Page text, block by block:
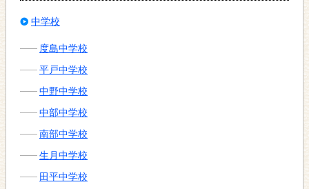
中学校
度島中学校
平戸中学校
中野中学校
中部中学校
南部中学校
生月中学校
田平中学校